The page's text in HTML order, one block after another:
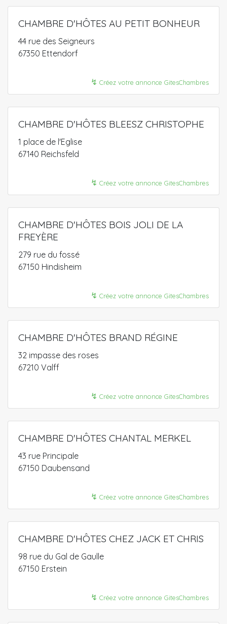
CHAMBRE D'HÔTES AU PETIT BONHEUR
44 rue des Seigneurs
67350 Ettendorf
↯ Créez votre annonce GitesChambres
CHAMBRE D'HÔTES BLEESZ CHRISTOPHE
1 place de l'Eglise
67140 Reichsfeld
↯ Créez votre annonce GitesChambres
CHAMBRE D'HÔTES BOIS JOLI DE LA
FREYÈRE
279 rue du fossé
67150 Hindisheim
↯ Créez votre annonce GitesChambres
CHAMBRE D'HÔTES BRAND RÉGINE
32 impasse des roses
67210 Valff
↯ Créez votre annonce GitesChambres
CHAMBRE D'HÔTES CHANTAL MERKEL
43 rue Principale
67150 Daubensand
↯ Créez votre annonce GitesChambres
CHAMBRE D'HÔTES CHEZ JACK ET CHRIS
98 rue du Gal de Gaulle
67150 Erstein
↯ Créez votre annonce GitesChambres